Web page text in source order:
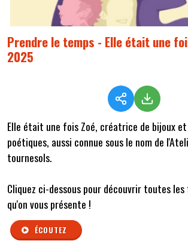
Prendre le temps - Elle était une
2025
Elle était une fois Zoé, créatrice de bijoux
poétiques, aussi connue sous le nom de
tournesols.
Cliquez ci-dessous pour découvrir toutes les
qu'on vous présente !
ÉCOUTEZ